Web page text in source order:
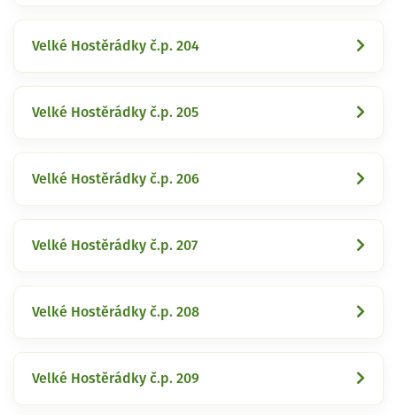
Velké Hostěrádky č.p. 204
Velké Hostěrádky č.p. 205
Velké Hostěrádky č.p. 206
Velké Hostěrádky č.p. 207
Velké Hostěrádky č.p. 208
Velké Hostěrádky č.p. 209